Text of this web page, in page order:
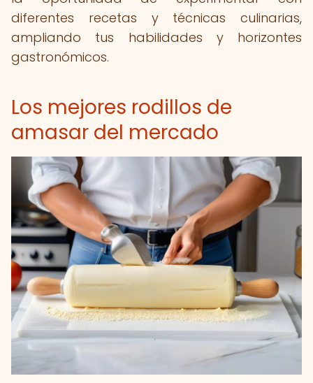
diferentes recetas y técnicas culinarias,
ampliando tus habilidades y horizontes
gastronómicos.
Los mejores rodillos de
amasar del mercado